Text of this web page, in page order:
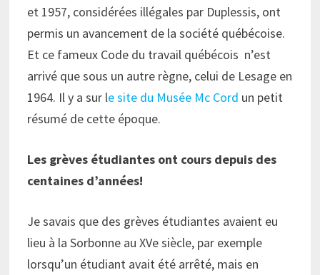
et 1957, considérées illégales par Duplessis, ont
permis un avancement de la société québécoise.
Et ce fameux Code du travail québécois n’est
arrivé que sous un autre règne, celui de Lesage en
1964. Il y a sur le site du Musée Mc Cord un petit
résumé de cette époque.
Les grèves étudiantes ont cours depuis des
centaines d’années!
Je savais que des grèves étudiantes avaient eu
lieu à la Sorbonne au XVe siècle, par exemple
lorsqu’un étudiant avait été arrêté, mais en